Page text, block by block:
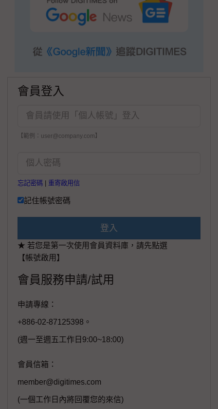
會員登入
【範例：user@company.com】
忘記密碼 重寄啟用信
記住帳號密碼
登入
★ 若您是第一次使用會員資料庫，請先點選
【帳號啟用】
會員服務申請/試用
申請專線：
+886-02-87125398。
(週一至週五工作日9:00~18:00)
會員信箱：
member@digitimes.com
(一個工作日內將回覆您的來信)